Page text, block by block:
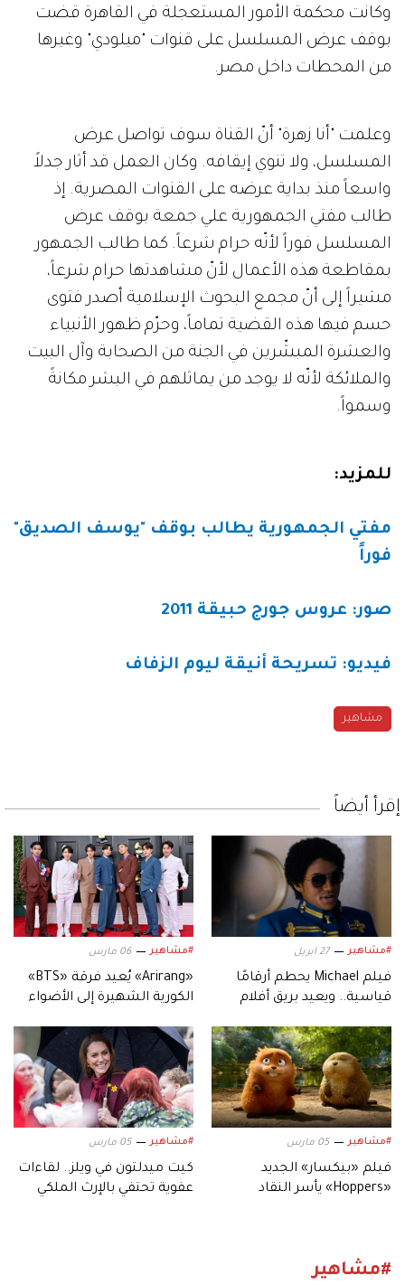
وكانت محكمة الأمور المستعجلة في القاهرة قضت
بوقف عرض المسلسل على قنوات "ميلودي" وغيرها
من المحطات داخل مصر.
وعلمت "أنا زهرة" أنّ القناة سوف تواصل عرض
المسلسل، ولا تنوي إيقافه. وكان العمل قد أثار جدلاً
واسعاً منذ بداية عرضه على القنوات المصرية. إذ
طالب مفتي الجمهورية علي جمعة بوقف عرض
المسلسل فوراً لأنّه حرام شرعاً. كما طالب الجمهور
بمقاطعة هذه الأعمال لأنّ مشاهدتها حرام شرعاً،
مشيراً إلى أنّ مجمع البحوث الإسلامية أصدر فتوى
حسم فيها هذه القضية تماماً، وحرّم ظهور الأنبياء
والعشرة المبشّرين في الجنة من الصحابة وآل البيت
والملائكة لأنّه لا يوجد من يماثلهم في البشر مكانةً
وسمواً.
للمزيد:
مفتي الجمهورية يطالب بوقف "يوسف الصديق"
فوراً
صور: عروس جورج حبيقة 2011
فيديو: تسريحة أنيقة ليوم الزفاف
مشاهير
إقرأ أيضاً
#مشاهير 27 ابريل
فيلم Michael يحطم أرقامًا
قياسية.. ويعيد بريق أفلام
#مشاهير 06 مارس
«Arirang» يُعيد فرقة «BTS»
الكورية الشهيرة إلى الأضواء
#مشاهير 05 مارس
فيلم «بيكسار» الجديد
«Hoppers» يأسر النقاد
#مشاهير 05 مارس
كيت ميدلتون في ويلز.. لقاءات
عفوية تحتفي بالإرث الملكي
#مشاهير